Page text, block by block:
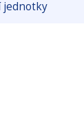
jednotky